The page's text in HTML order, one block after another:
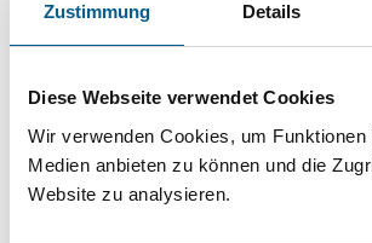
Zustimmung Details
Diese Webseite verwendet Cookies
Wir verwenden Cookies, um
Medien anbieten zu können und die
Website zu analysieren.
Projekt oder ein Vorhaben? Hier
Stiftungsdatenbank recherchieren.
Suche bitte die Groß- und
beachten.